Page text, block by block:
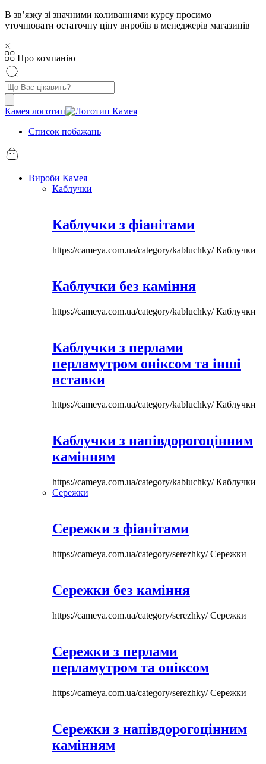
В звʼязку зі значними коливаннями курсу просимо
уточнювати остаточну ціну виробів в менеджерів магазинів
Про компанію
Пошук
товарів
Камея логотип
Список побажань
Вироби Камея
Каблучки
Каблучки з фіанітами
https://cameya.com.ua/category/kabluchky/Каблучки
Каблучки без каміння
https://cameya.com.ua/category/kabluchky/Каблучки
Каблучки з перлами
перламутром оніксом та інші
вставки
https://cameya.com.ua/category/kabluchky/Каблучки
Каблучки з напівдорогоцінним
камінням
https://cameya.com.ua/category/kabluchky/Каблучки
Сережки
Сережки з фіанітами
https://cameya.com.ua/category/serezhky/Сережки
Сережки без каміння
https://cameya.com.ua/category/serezhky/Сережки
Сережки з перлами
перламутром та оніксом
https://cameya.com.ua/category/serezhky/Сережки
Сережки з напівдорогоцінним
камінням